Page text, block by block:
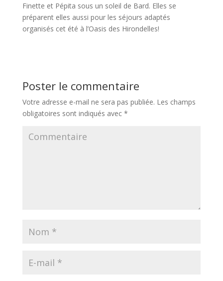
Finette et Pépita sous un soleil de Bard. Elles se
préparent elles aussi pour les séjours adaptés
organisés cet été à l’Oasis des Hirondelles!
Poster le commentaire
Votre adresse e-mail ne sera pas publiée. Les champs
obligatoires sont indiqués avec *